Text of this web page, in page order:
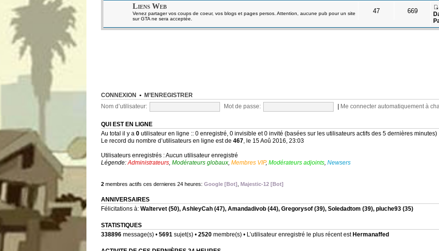
Liens Web
Venez partager vos coups de coeur, vos blogs et pages persos. Attention, aucune pub pour un site
sur GTA ne sera acceptée.
47 669
CONNEXION • M’ENREGISTRER
Nom d’utilisateur: Mot de passe: Me connecter automatiquement à
QUI EST EN LIGNE
Au total il y a 0 utilisateur en ligne :: 0 enregistré, 0 invisible et 0 invité (basées sur les utilisateurs actifs des 5 dernières minutes)
Le record du nombre d’utilisateurs en ligne est de 467, le 15 Aoû 2016, 23:03
Utilisateurs enregistrés : Aucun utilisateur enregistré
Légende:Administrateurs, Modérateurs globaux, Membres VIP, Modérateurs adjoints, Newsers
2 membres actifs ces dernieres 24 heures: Google [Bot] Majestic-12 [Bot]
ANNIVERSAIRES
Félicitations à: Waltervet (50), AshleyCah (47), Amandadivob (44), Gregorysof (39), Soledadtom (39), pluche93 (35)
STATISTIQUES
338896 message(s) • 5691 sujet(s) • 2520 membre(s) • L’utilisateur enregistré le plus récent est Hermanaffed